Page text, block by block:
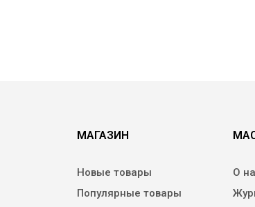
МАГАЗИН
Новые товары
Популярные товары
О